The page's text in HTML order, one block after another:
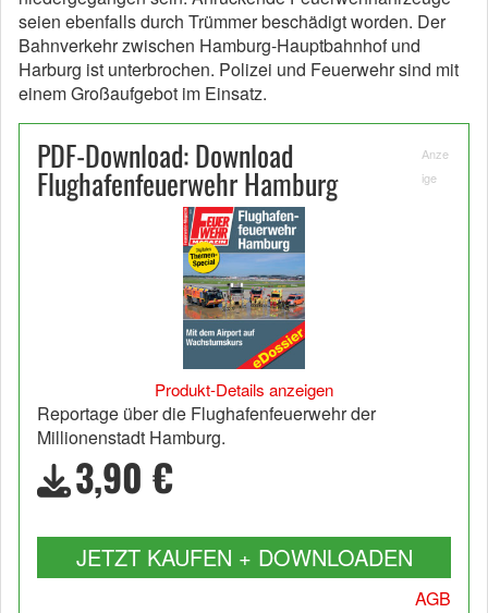
seien ebenfalls durch Trümmer beschädigt worden. Der
Bahnverkehr zwischen Hamburg-Hauptbahnhof und
Harburg ist unterbrochen. Polizei und Feuerwehr sind mit
einem Großaufgebot im Einsatz.
PDF-Download: Download
Flughafenfeuerwehr Hamburg
Anze
ige
Produkt-Details anzeigen
Reportage über die Flughafenfeuerwehr der
Millionenstadt Hamburg.
3,90 €
JETZT KAUFEN + DOWNLOADEN
AGB